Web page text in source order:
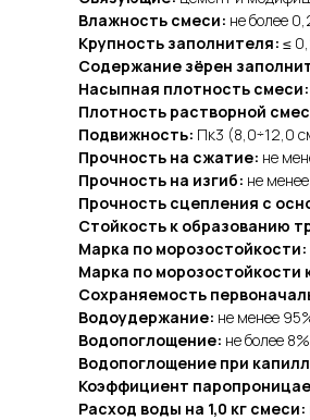
Влажность смеси: не более
Крупность заполнителя: ≤
Содержание зёрен
Насыпная плотность смеси:
Плотность растворной
Подвижность: Пк3 (8,0÷12,0
Прочность на сжатие: не
Прочность на изгиб: не
Прочность сцепления с
Стойкость к образованию
Марка по морозостойкости:
Марка по морозостойкости
Сохраняемость
Водоудержание: не менее
Водопоглощение: не более 8%
Водопоглощение при
Коэффициент
Расход воды на 1,0 кг смеси: